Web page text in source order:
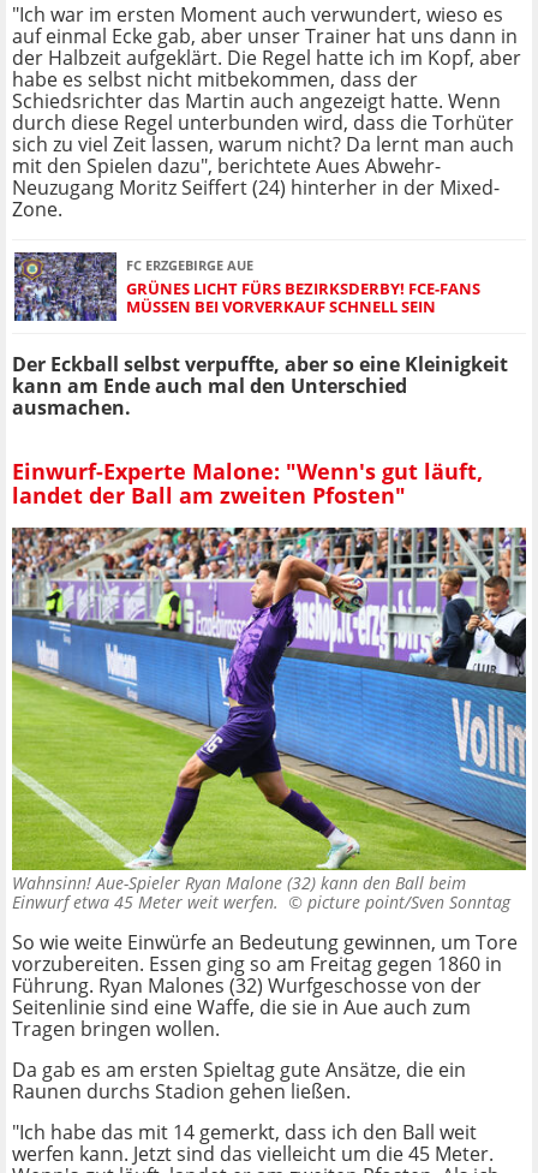
"Ich war im ersten Moment auch verwundert, wieso es
auf einmal Ecke gab, aber unser Trainer hat uns dann in
der Halbzeit aufgeklärt. Die Regel hatte ich im Kopf, aber
habe es selbst nicht mitbekommen, dass der
Schiedsrichter das Martin auch angezeigt hatte. Wenn
durch diese Regel unterbunden wird, dass die Torhüter
sich zu viel Zeit lassen, warum nicht? Da lernt man auch
mit den Spielen dazu", berichtete Aues Abwehr-
Neuzugang Moritz Seiffert (24) hinterher in der Mixed-
Zone.
FC ERZGEBIRGE AUE
GRÜNES LICHT FÜRS BEZIRKSDERBY! FCE-FANS
MÜSSEN BEI VORVERKAUF SCHNELL SEIN
Der Eckball selbst verpuffte, aber so eine Kleinigkeit
kann am Ende auch mal den Unterschied
ausmachen.
Einwurf-Experte Malone: "Wenn's gut läuft,
landet der Ball am zweiten Pfosten"
Wahnsinn! Aue-Spieler Ryan Malone (32) kann den Ball beim
Einwurf etwa 45 Meter weit werfen. © picture point/Sven Sonntag
So wie weite Einwürfe an Bedeutung gewinnen, um Tore
vorzubereiten. Essen ging so am Freitag gegen 1860 in
Führung. Ryan Malones (32) Wurfgeschosse von der
Seitenlinie sind eine Waffe, die sie in Aue auch zum
Tragen bringen wollen.
Da gab es am ersten Spieltag gute Ansätze, die ein
Raunen durchs Stadion gehen ließen.
"Ich habe das mit 14 gemerkt, dass ich den Ball weit
werfen kann. Jetzt sind das vielleicht um die 45 Meter.